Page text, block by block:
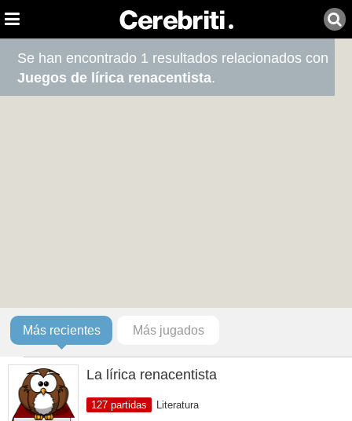
Se han encontrado 1 resultados relacionados con
Juegos de lírica renacentista.
Más recientes Más jugados
La lírica renacentista
127 partidas Literatura